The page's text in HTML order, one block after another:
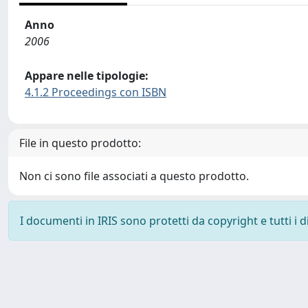
Anno
2006
Appare nelle tipologie:
4.1.2 Proceedings con ISBN
File in questo prodotto:
Non ci sono file associati a questo prodotto.
I documenti in IRIS sono protetti da copyright e tutti i